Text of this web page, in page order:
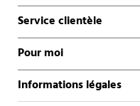
Service clientèle
Pour moi
Informations légales